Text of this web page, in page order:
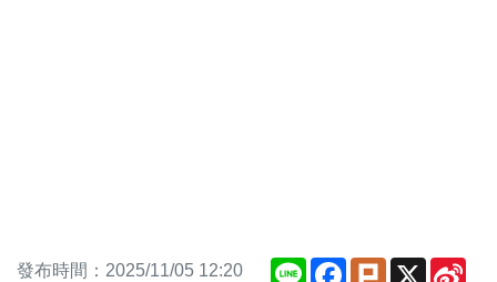
發布時間：2025/11/05 12:20
Line Facebook
Plurk X